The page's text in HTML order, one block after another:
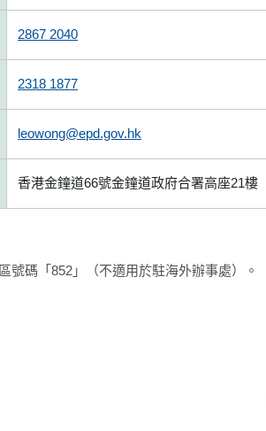
2867 2040
2318 1877
leowong@epd.gov.hk
香港金鐘道66號金鐘道政府合署高座21樓
號碼「852」（不適用於駐海外辦事處）。